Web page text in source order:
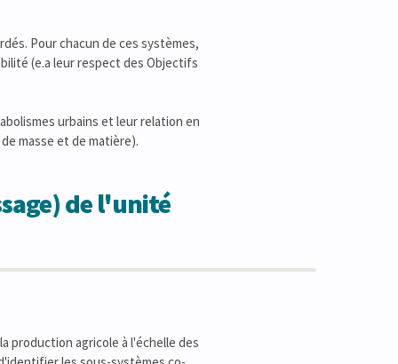
Pour chacun de ces systèmes,
(e.a leur respect des Objectifs
urbains et leur relation en
masse et de matière).
de l'unité
production agricole à l'échelle des